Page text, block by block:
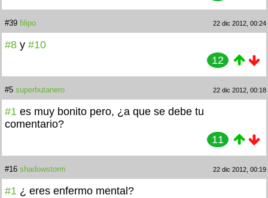
#39 filipo 22 dic 2012, 00:24
#8 y #10
12
#5 superbutanero 22 dic 2012, 00:18
#1 es muy bonito pero, ¿a que se debe tu
comentario?
11
#16 shadowstorm 22 dic 2012, 00:19
#1 ¿ eres enfermo mental?